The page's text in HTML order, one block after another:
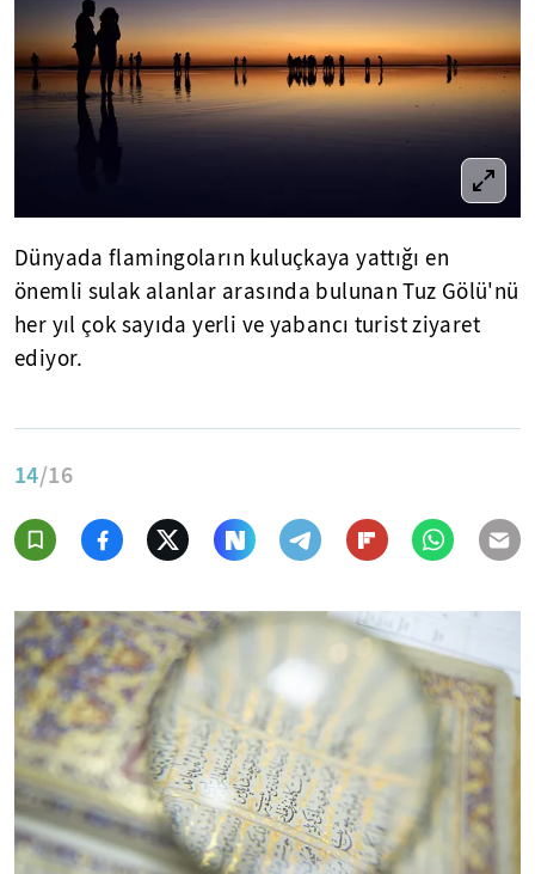
Dünyada flamingoların kuluçkaya yattığı en
önemli sulak alanlar arasında bulunan Tuz Gölü'nü
her yıl çok sayıda yerli ve yabancı turist ziyaret
ediyor.
14/16